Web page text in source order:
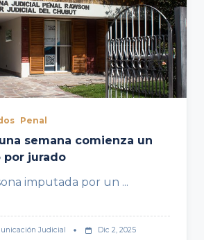
Penal
semana comienza un
por jurado
imputada por un ...
Judicial Dic 2, 2025